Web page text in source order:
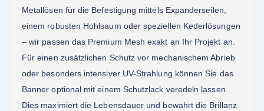
Metallösen für die Befestigung mittels Expanderseilen,
einem robusten Hohlsaum oder speziellen Kederlösungen
– wir passen das Premium Mesh exakt an Ihr Projekt an.
Für einen zusätzlichen Schutz vor mechanischem Abrieb
oder besonders intensiver UV-Strahlung können Sie das
Banner optional mit einem Schutzlack veredeln lassen.
Dies maximiert die Lebensdauer und bewahrt die Brillanz